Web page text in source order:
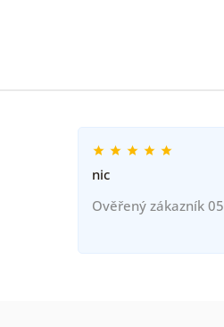
nic
Ověřený zákazník